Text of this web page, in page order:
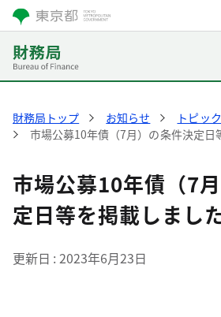
財務局トップ お知らせ トピッ
市場公募10年債（7月）の条件決定日
市場公募10年債（7
定日等を掲載しまし
更新日 2023年6月23日